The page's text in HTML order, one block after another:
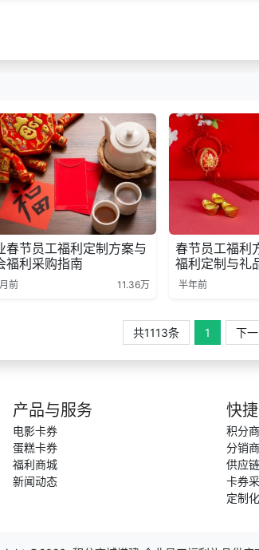
春节员工福利定制方案与
福利采购指南
前 11.36万
春节员工福利
福利定制与礼
半年前
共1113条 1 下
产品与服务
电影卡券
蛋糕卡券
福利商城
新闻动态
快
积分
分销
供应
卡券
定制